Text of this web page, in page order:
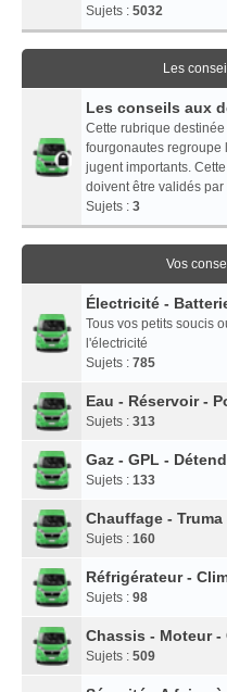
Sujets : 5032
Les
Les conseils aux
Cette rubrique
fourgonautes regroupe
jugent importants.
doivent être validés
Sujets : 3
Vos
Électricité -
Tous vos petits soucis
l'électricité
Sujets : 785
Eau - Réservoir -
Sujets : 313
Gaz - GPL -
Sujets : 133
Chauffage -
Sujets : 160
Réfrigérateur -
Sujets : 98
Chassis - Moteur -
Sujets : 509